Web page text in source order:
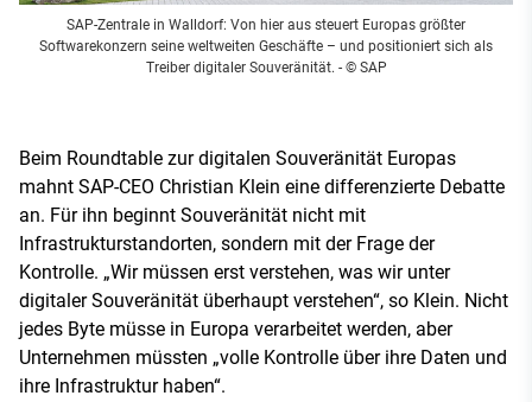
SAP-Zentrale in Walldorf: Von hier aus steuert Europas größter
Softwarekonzern seine weltweiten Geschäfte – und positioniert sich als
Treiber digitaler Souveränität. - © SAP
Beim Roundtable zur digitalen Souveränität Europas
mahnt SAP-CEO Christian Klein eine differenzierte Debatte
an. Für ihn beginnt Souveränität nicht mit
Infrastrukturstandorten, sondern mit der Frage der
Kontrolle. „Wir müssen erst verstehen, was wir unter
digitaler Souveränität überhaupt verstehen“, so Klein. Nicht
jedes Byte müsse in Europa verarbeitet werden, aber
Unternehmen müssten „volle Kontrolle über ihre Daten und
ihre Infrastruktur haben“.